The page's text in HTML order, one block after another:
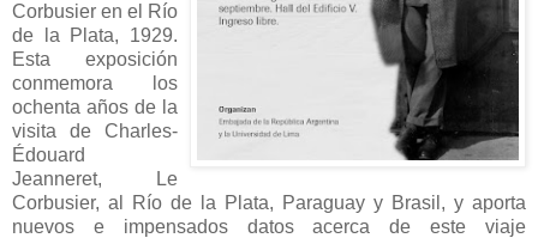
Corbusier en el Río
de la Plata, 1929.
Esta exposición
conmemora los
ochenta años de la
visita de Charles-
Édouard
Jeanneret, Le
Corbusier, al Río de la Plata, Paraguay y Brasil, y aporta
nuevos e impensados datos acerca de este viaje